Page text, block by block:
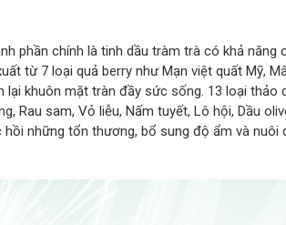
phần chính là tinh dầu tràm trà có khả
từ 7 loại quả berry như Mạn việt quất Mỹ,
khuôn mặt tràn đầy sức sống. 13 loại thảo
Rau sam, Vỏ liễu, Nấm tuyết, Lô hội, Dầu
những tổn thương, bổ sung độ ẩm và